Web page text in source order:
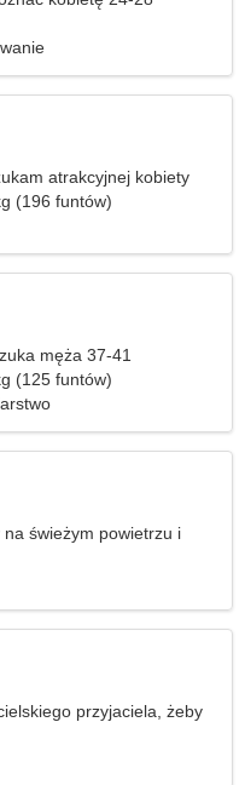
atrakcyjnej kobiety
(196 funtów)
męża 37-41
(125 funtów)
świeżym powietrzu i
przyjaciela, żeby